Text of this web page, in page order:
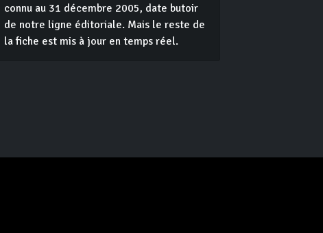
connu au 31 décembre 2005, date butoir
de notre ligne éditoriale. Mais le reste de
la fiche est mis à jour en temps réel.